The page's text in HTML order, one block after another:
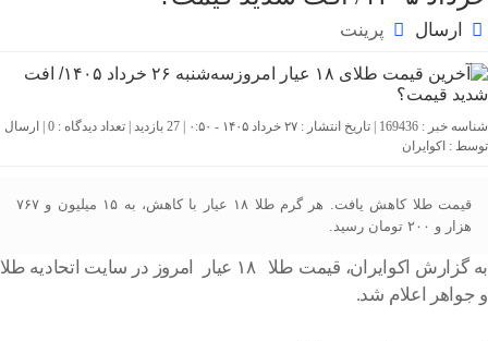
ارسال پرینت
شناسه خبر : 169436 | تاریخ انتشار : ۲۷ خرداد ۱۴۰۵ - ۰:۵۰ | 27 بازدید | تعداد دیدگاه : 0 | ارسال
توسط : اکوایران
قیمت طلا کاهش یافت. هر گرم طلا ۱۸ عیار با کاهش، به ۱۵ میلیون و ۷۶۷
هزار و ۲۰۰ تومان رسید.
به گزارش اکوایران، قیمت طلا ۱۸ عیار امروز در سایت اتحادیه طلا
و جواهر اعلام شد.